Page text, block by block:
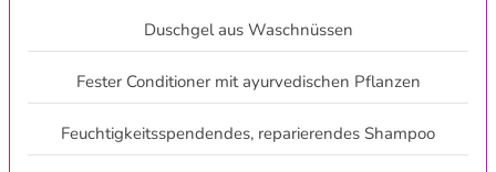
Duschgel aus Waschnüssen
Fester Conditioner mit ayurvedischen Pflanzen
Feuchtigkeitsspendendes, reparierendes Shampoo